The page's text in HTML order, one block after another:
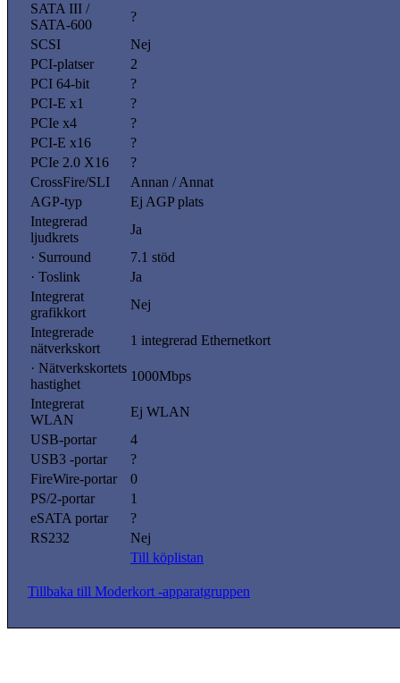
SATA III /
SATA-600
?
SCSI
Nej
PCI-platser
2
PCI 64-bit
?
PCI-E x1
?
PCIe x4
?
PCI-E x16
?
PCIe 2.0 X16
?
CrossFire/SLI
Annan / Annat
AGP-typ
Ej AGP plats
Integrerad
ljudkrets
Ja
· Surround
7.1 stöd
· Toslink
Ja
Integrerat
grafikkort
Nej
Integrerade
nätverkskort
1 integrerad Ethernetkort
· Nätverkskortets
hastighet
1000Mbps
Integrerat
WLAN
Ej WLAN
USB-portar
4
USB3 -portar
?
FireWire-portar
0
PS/2-portar
1
eSATA portar
?
RS232
Nej
Till köplistan
Tillbaka till Moderkort -apparatgruppen